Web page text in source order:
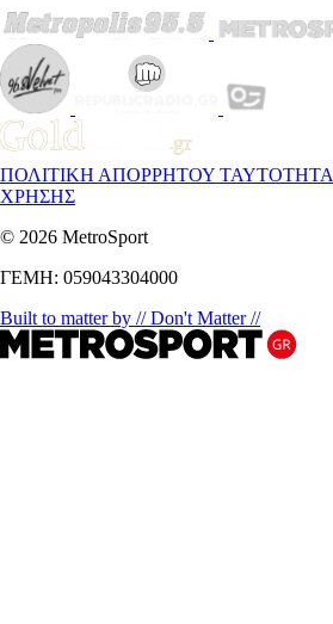
ΠΟΛΙΤΙΚΗ ΑΠΟΡΡΗΤΟΥ ΤΑΥΤΟΤΗΤΑ
ΧΡΗΣΗΣ
© 2026 MetroSport
ΓΕΜΗ: 059043304000
Built to matter by // Don't Matter //